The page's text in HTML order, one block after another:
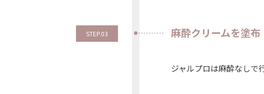
STEP.03 麻酔クリームを塗布
ジャルプロは麻酔なしで